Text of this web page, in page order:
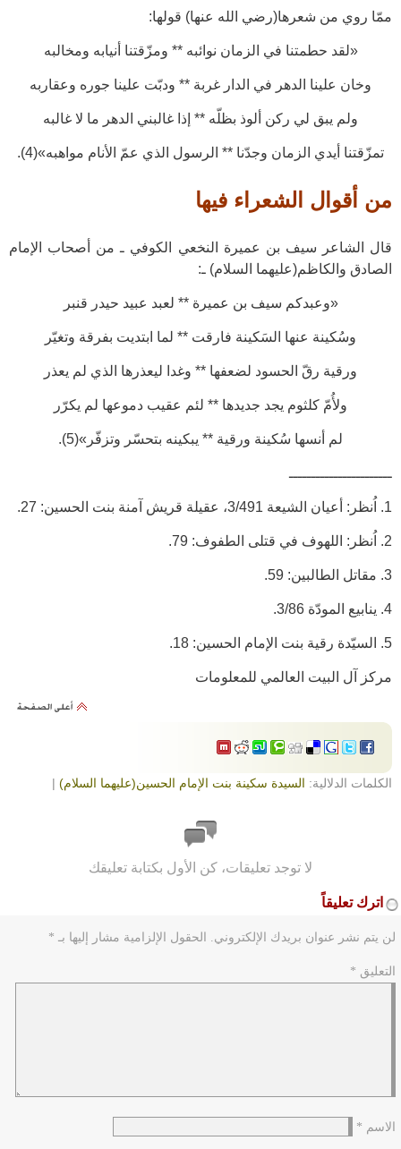
ممّا روي من شعرها(رضي الله عنها) قولها:
«لقد حطمتنا في الزمان نوائبه ** ومزّقتنا أنيابه ومخالبه
وخان علينا الدهر في الدار غربة ** ودبّت علينا جوره وعقاربه
ولم يبق لي ركن ألوذ بظلّه ** إذا غالبني الدهر ما لا غالبه
تمزّقتنا أيدي الزمان وجدّنا ** الرسول الذي عمّ الأنام مواهبه»(4).
من أقوال الشعراء فيها
قال الشاعر سيف بن عميرة النخعي الكوفي ـ من أصحاب الإمام
الصادق والكاظم(عليهما السلام) ـ:
«وعبدكم سيف بن عميرة ** لعبد عبيد حيدر قنبر
وسُكينة عنها السَكينة فارقت ** لما ابتديت بفرقة وتغيّر
ورقية رقّ الحسود لضعفها ** وغدا ليعذرها الذي لم يعذر
ولأُمّ كلثوم يجد جديدها ** لئم عقيب دموعها لم يكرّر
لم أنسها سُكينة ورقية ** يبكينه بتحسّر وتزفّر»(5).
ـــــــــــــــــــــــ
1. اُنظر: أعيان الشيعة 3/491، عقيلة قريش آمنة بنت الحسين: 27.
2. اُنظر: اللهوف في قتلى الطفوف: 79.
3. مقاتل الطالبين: 59.
4. ينابيع المودّة 3/86.
5. السيّدة رقية بنت الإمام الحسين: 18.
مركز آل البيت العالمي للمعلومات
الكلمات الدلالية: السيدة سكينة بنت الإمام الحسين(عليهما السلام) |
لا توجد تعليقات، كن الأول بكتابة تعليقك
اترك تعليقاً
لن يتم نشر عنوان بريدك الإلكتروني. الحقول الإلزامية مشار إليها بـ *
التعليق *
الاسم *